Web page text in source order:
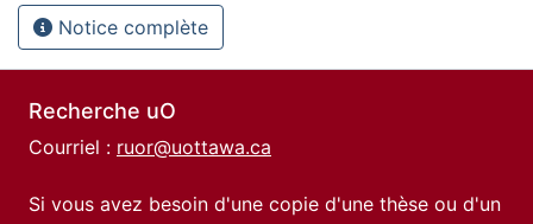
Notice complète
Recherche uO
Courriel : ruor@uottawa.ca
Si vous avez besoin d'une copie d'une thèse ou d'un